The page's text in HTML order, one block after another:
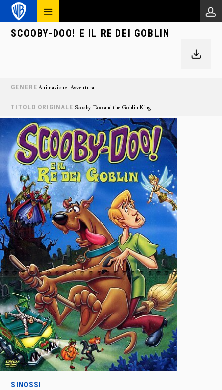
SCOOBY-DOO! E IL RE DEI GOBLIN
GENERE Animazione Avventura
TITOLO ORIGINALE Scooby-Doo and the Goblin King
SINOSSI